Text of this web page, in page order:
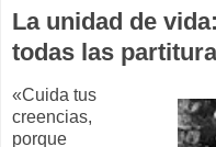
La unidad de
todas las
«Cuida tus
creencias,
porque